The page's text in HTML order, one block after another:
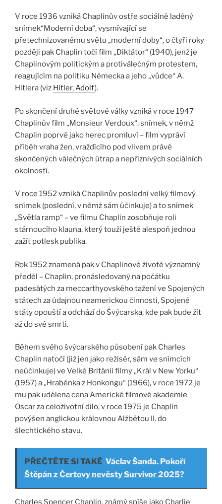
V roce 1936 vzniká Chaplinův ostře sociálně laděný
snímek“Moderní doba“, vysmívající se
přetechnizovanému světu „moderní doby“, o čtyři roky
později pak Chaplin točí film „Diktátor“ (1940), jenž je
Chaplinovým politickým a protiválečným protestem,
reagujícím na politiku Německa a jeho „vůdce“ A.
Hitlera (viz Hitler, Adolf).
Po skončení druhé světové války vzniká v roce 1947
Chaplinův film „Monsieur Verdoux“, snímek, v němž
Chaplin poprvé jako herec promluví – film vypráví
příběh vraha žen, vraždícího pod vlivem právě
skončených válečných útrap a nepříznivých sociálních
okolností.
V roce 1952 vzniká Chaplinův poslední velký filmový
snímek (poslední, v němž sám účinkuje) a to snímek
„Světla ramp“ – ve filmu Chaplin zosobňuje roli
stárnoucího klauna, který touží ještě alespoň jednou
zažít potlesk publika.
Rok 1952 znamená pak v Chaplinově životě významný
předěl – Chaplin, pronásledovaný na počátku
padesátých za meccarthyovského tažení ve Spojených
státech za údajnou neamerickou činnosti, Spojené
státy opouští a odchází do Švýcarska, kde pak bude žít
až do své smrti.
Během svého švýcarského působení pak Charles
Chaplin natočí (již jen jako režisér, sám ve snímcích
neúčinkuje) ve Velké Británii filmy „Král v New Yorku“
(1957) a „Hraběnka z Honkongu“ (1966), v roce 1972 je
mu pak udělena cena Americké filmové akademie
Oscar za celoživotní dílo, v roce 1975 je Chaplin
povýšen anglickou královnou Alžbětou II. do
šlechtického stavu.
PŘEČTĚTE SI TAKÉ Václav Šanda. Pokoří
Štěpán z Čertovy nevěsty Survivor 2025?
Charles Spencer Chaplin, známý spíše jako Charlie